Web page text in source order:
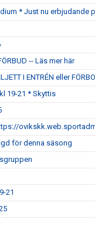
* Just nu erbjudande
-- Läs mer här
I ENTRÉN eller
19-21 * Skyttis
för denna säsong
21